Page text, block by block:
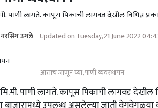
पाणी लागते. कापूस पिकाची लागवड देखील विभिन्न
नरसिंग उगले Updated on Tuesday, 21 June 2022
आत्ताच जाणून घ्या, पाणी व्यवस्थापन
पाणी लागते. कापूस पिकाची लागवड देखील